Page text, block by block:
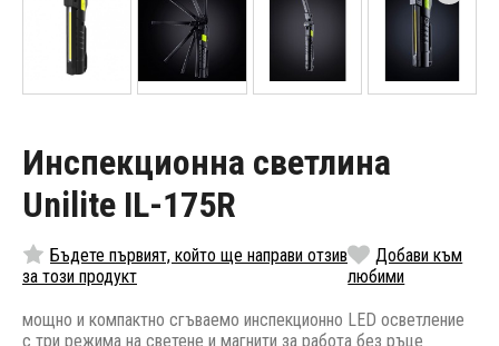
Инспекционна светлина
Unilite IL-175R
Бъдете първият, който ще направи отзив
за този продукт
Добави към
любими
мощно и компактно сгъваемо инспекционно LED осветление
с три режима на светене и магнити за работа без ръце